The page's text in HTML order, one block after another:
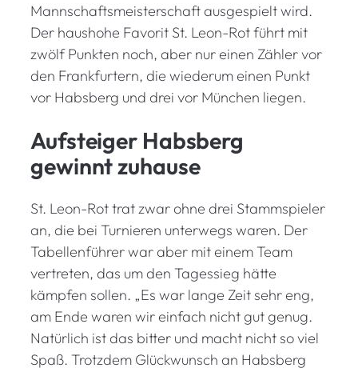
Mannschaftsmeisterschaft ausgespielt wird.
Der haushohe Favorit St. Leon-Rot führt mit
zwölf Punkten noch, aber nur einen Zähler vor
den Frankfurtern, die wiederum einen Punkt
vor Habsberg und drei vor München liegen.
Aufsteiger Habsberg
gewinnt zuhause
St. Leon-Rot trat zwar ohne drei Stammspieler
an, die bei Turnieren unterwegs waren. Der
Tabellenführer war aber mit einem Team
vertreten, das um den Tagessieg hätte
kämpfen sollen. „Es war lange Zeit sehr eng,
am Ende waren wir einfach nicht gut genug.
Natürlich ist das bitter und macht nicht so viel
Spaß. Trotzdem Glückwunsch an Habsberg